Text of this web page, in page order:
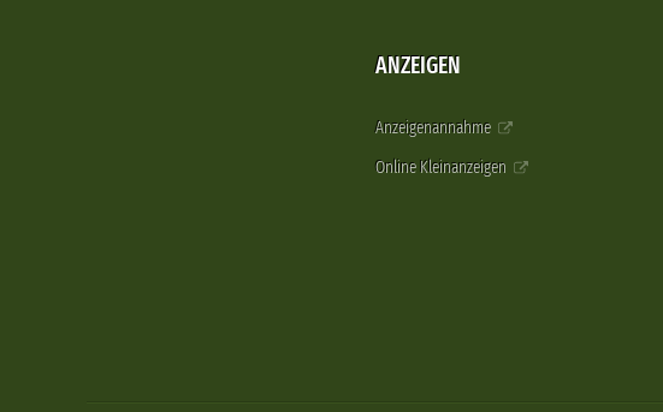
ANZEIGEN
Anzeigenannahme
Online Kleinanzeigen